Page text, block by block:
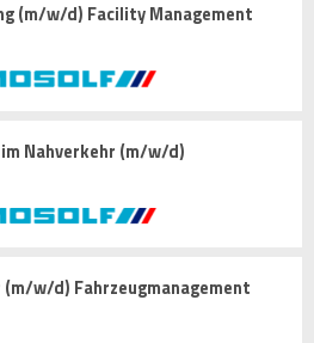
(m/w/d) Facility Management
im Nahverkehr (m/w/d)
w/d) Fahrzeugmanagement